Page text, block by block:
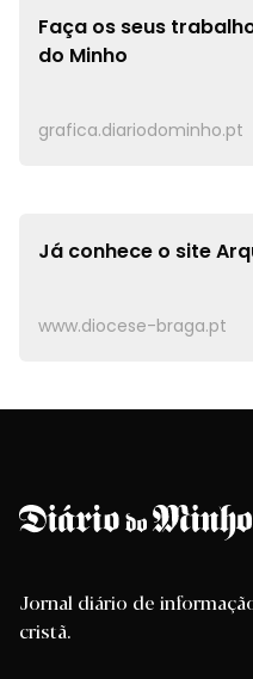
Faça os seus
do Minho
grafica.diariodominho.pt
Já conhece o site
www.diocese-braga.pt
Jornal diário de
cristã.